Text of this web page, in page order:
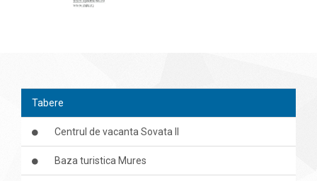
Tabere
Centrul de vacanta Sovata II
Baza turistica Mures